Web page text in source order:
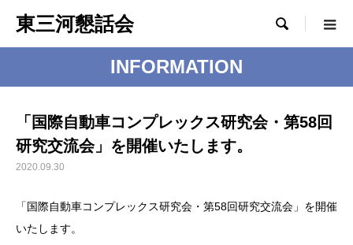
東三河懇話会 
INFORMATION
「国際自動車コンプレックス研究会・第58回
研究交流会」を開催いたします。
2020.09.30
「国際自動車コンプレックス研究会・第58回研究交流会」を開催
いたします。